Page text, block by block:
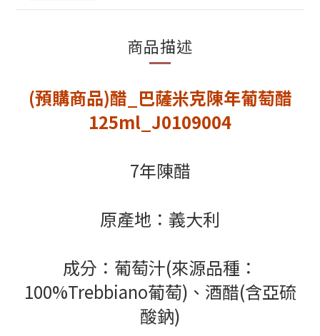
商品描述
(預購商品)醋_巴薩米克陳年葡萄醋
125ml_J0109004
7年陳醋
原產地：義大利
成分：葡萄汁(來源品種：
100%Trebbiano葡萄)、酒醋(含亞硫
酸鈉)